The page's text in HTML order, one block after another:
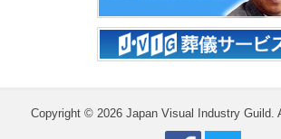
Copyright © 2026 Japan Visual Industry Guild.